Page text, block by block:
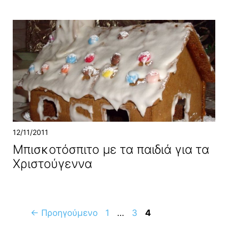
12/11/2011
Μπισκοτόσπιτο με τα παιδιά για τα
Χριστούγεννα
← Προηγούμενο Σελίδα
1 … Σελίδα
3 Σελίδα
4